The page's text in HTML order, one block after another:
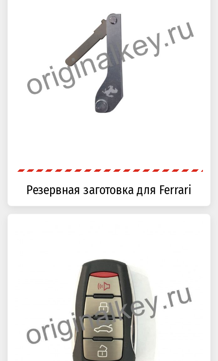
Резервная заготовка для Ferrari